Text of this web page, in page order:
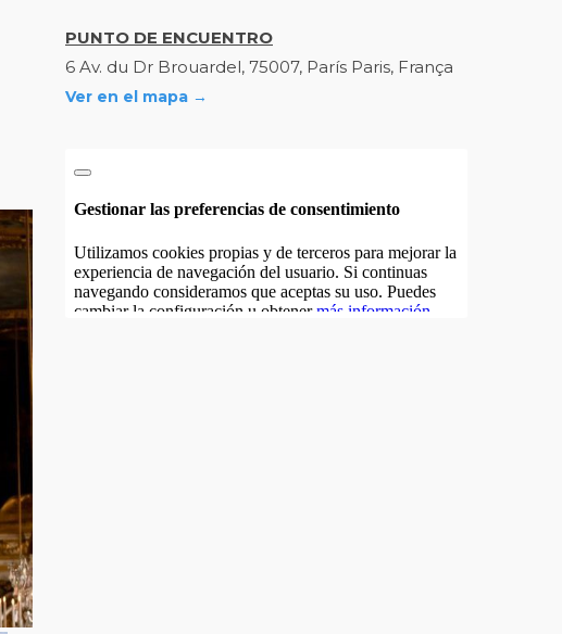
PUNTO DE ENCUENTRO
6 Av. du Dr Brouardel, 75007, París Paris, França
Ver en el mapa →